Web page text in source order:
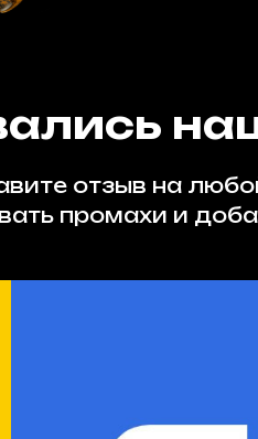
отзыв на
промахи и